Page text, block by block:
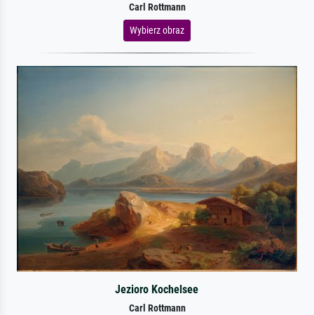
Carl Rottmann
Wybierz obraz
Jezioro Kochelsee
Carl Rottmann